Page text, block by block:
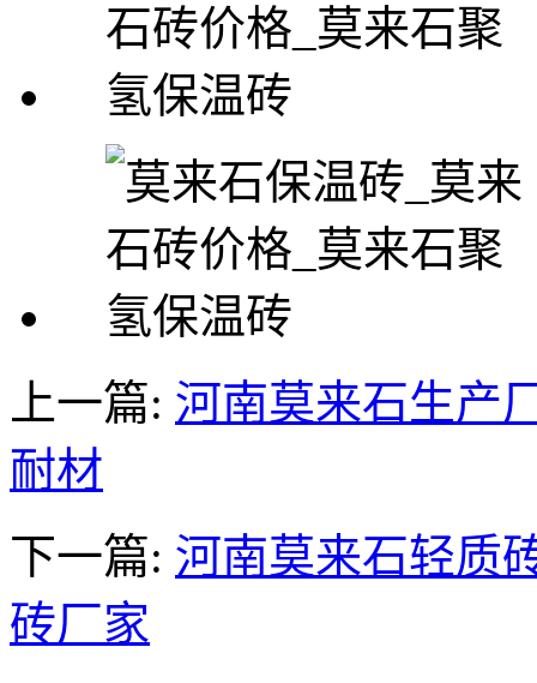
上一篇: 河南莫来石生产
耐材
下一篇: 河南莫来石轻质
砖厂家